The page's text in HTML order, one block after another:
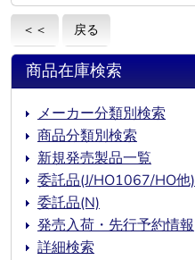
＜＜ 戻る
商品在庫検索
メーカー分類別検索
商品分類別検索
新規発売製品一覧
委託品(J/HO1067/HO他)
委託品(N)
発売入荷・先行予約情報
詳細検索